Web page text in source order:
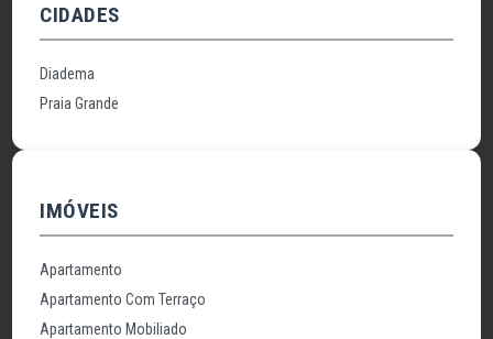
CIDADES
Diadema
Praia Grande
IMÓVEIS
Apartamento
Apartamento Com Terraço
Apartamento Mobiliado